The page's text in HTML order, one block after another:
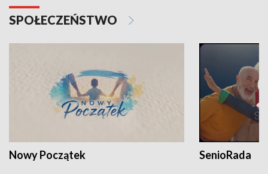
SPOŁECZEŃSTWO
Nowy Początek SenioRada